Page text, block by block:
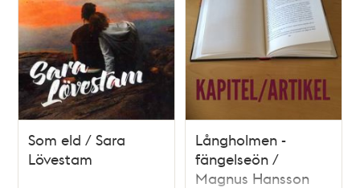
Som eld / Sara
Lövestam
Långholmen -
fängelseön /
Magnus Hansson